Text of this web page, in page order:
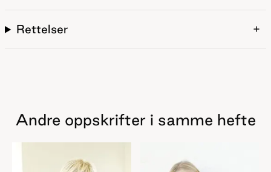
Rettelser
Andre oppskrifter i samme hefte